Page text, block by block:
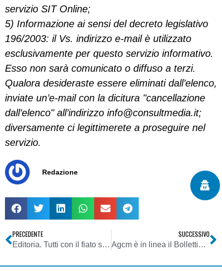
servizio SIT Online;
5) Informazione ai sensi del decreto legislativo
196/2003: il Vs. indirizzo e-mail è utilizzato
esclusivamente per questo servizio informativo.
Esso non sarà comunicato o diffuso a terzi.
Qualora desideraste essere eliminati dall’elenco,
inviate un’e-mail con la dicitura "cancellazione
dall’elenco" all’indirizzo info@consultmedia.it;
diversamente ci legittimerete a proseguire nel
servizio.
Redazione
PRECEDENTE
Editoria. Tutti con il fiato sospeso per il collaudo di Murdoch sul Times
SUCCESSIVO
Agcm è in linea il Bollettino 11/2010